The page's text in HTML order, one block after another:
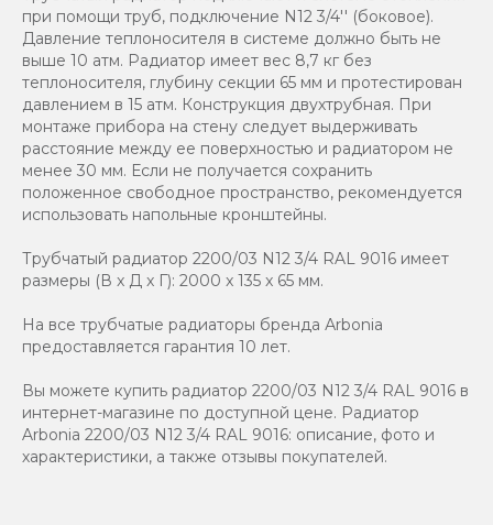
при помощи труб, подключение N12 3/4'' (боковое).
Давление теплоносителя в системе должно быть не
выше 10 атм. Радиатор имеет вес 8,7 кг без
теплоносителя, глубину секции 65 мм и протестирован
давлением в 15 атм. Конструкция двухтрубная. При
монтаже прибора на стену следует выдерживать
расстояние между ее поверхностью и радиатором не
менее 30 мм. Если не получается сохранить
положенное свободное пространство, рекомендуется
использовать напольные кронштейны.
Трубчатый радиатор 2200/03 N12 3/4 RAL 9016 имеет
размеры (В x Д x Г): 2000 x 135 x 65 мм.
На все трубчатые радиаторы бренда Аrbonia
предоставляется гарантия 10 лет.
Вы можете купить радиатор 2200/03 N12 3/4 RAL 9016 в
интернет-магазине по доступной цене. Радиатор
Arbonia 2200/03 N12 3/4 RAL 9016: описание, фото и
характеристики, а также отзывы покупателей.